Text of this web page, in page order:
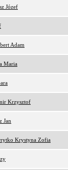
Józef
Adam
Maria
Krzysztof
Jan
Krystyna Zofia